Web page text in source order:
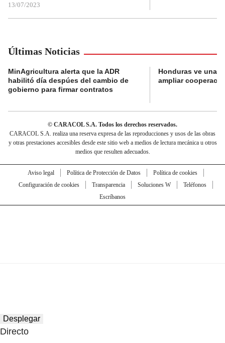
13/07/2023
Últimas Noticias
MinAgricultura alerta que la ADR
habilitó día despúes del cambio de
gobierno para firmar contratos
Honduras ve una
ampliar
© CARACOL S.A. Todos los derechos reservados.
CARACOL S.A. realiza una reserva expresa de las reproducciones y usos de las obras
y otras prestaciones accesibles desde este sitio web a medios de lectura mecánica u otros
medios que resulten adecuados.
Aviso legal Política de Protección de Datos
Política de cookies
Configuración de cookies
Transparencia Soluciones W
Teléfonos
Escríbanos
Desplegar
Directo